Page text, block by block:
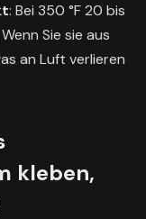
: Bei 350 °F 20 bis
Sie sie aus
an Luft verlieren
kleben,